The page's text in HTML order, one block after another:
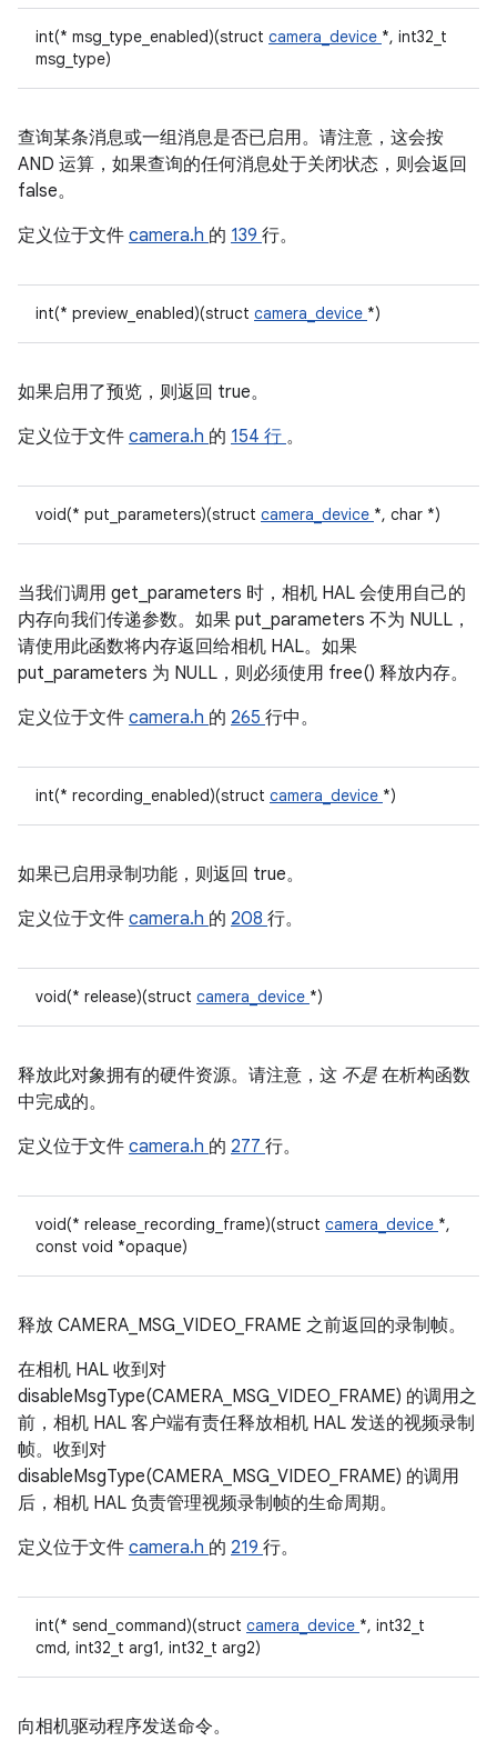
int(* msg_type_enabled)(struct camera_device *, int32_t
msg_type)
查询某条消息或一组消息是否已启用。请注意，这会按
AND 运算，如果查询的任何消息处于关闭状态，则会返回
false。
定义位于文件 camera.h 的 139 行。
int(* preview_enabled)(struct camera_device *)
如果启用了预览，则返回 true。
定义位于文件 camera.h 的 154 行 。
void(* put_parameters)(struct camera_device *, char *)
当我们调用 get_parameters 时，相机 HAL 会使用自己的
内存向我们传递参数。如果 put_parameters 不为 NULL，
请使用此函数将内存返回给相机 HAL。如果
put_parameters 为 NULL，则必须使用 free() 释放内存。
定义位于文件 camera.h 的 265 行中。
int(* recording_enabled)(struct camera_device *)
如果已启用录制功能，则返回 true。
定义位于文件 camera.h 的 208 行。
void(* release)(struct camera_device *)
释放此对象拥有的硬件资源。请注意，这 不是 在析构函数
中完成的。
定义位于文件 camera.h 的 277 行。
void(* release_recording_frame)(struct camera_device *,
const void *opaque)
释放 CAMERA_MSG_VIDEO_FRAME 之前返回的录制帧。
在相机 HAL 收到对
disableMsgType(CAMERA_MSG_VIDEO_FRAME) 的调用之
前，相机 HAL 客户端有责任释放相机 HAL 发送的视频录制
帧。收到对
disableMsgType(CAMERA_MSG_VIDEO_FRAME) 的调用
后，相机 HAL 负责管理视频录制帧的生命周期。
定义位于文件 camera.h 的 219 行。
int(* send_command)(struct camera_device *, int32_t
cmd, int32_t arg1, int32_t arg2)
向相机驱动程序发送命令。